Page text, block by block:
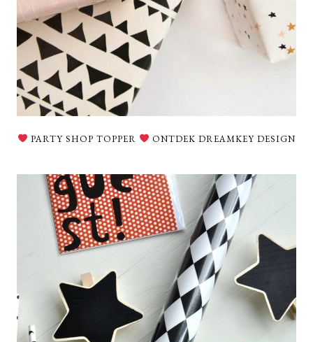
PARTY SHOP TOPPER ONTDEK DREAMKEY DESIGN